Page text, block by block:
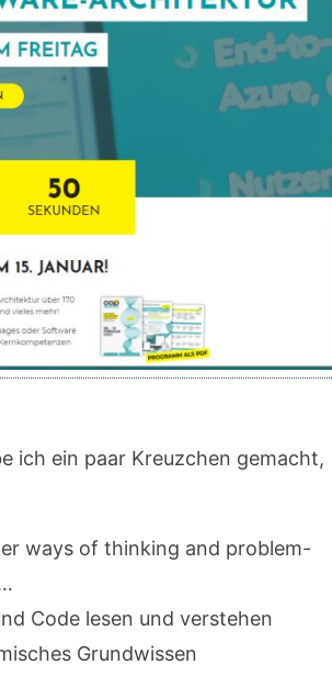
ich ein paar Kreuzchen gemacht,
ways of thinking and problem-
Code lesen und verstehen
Grundwissen